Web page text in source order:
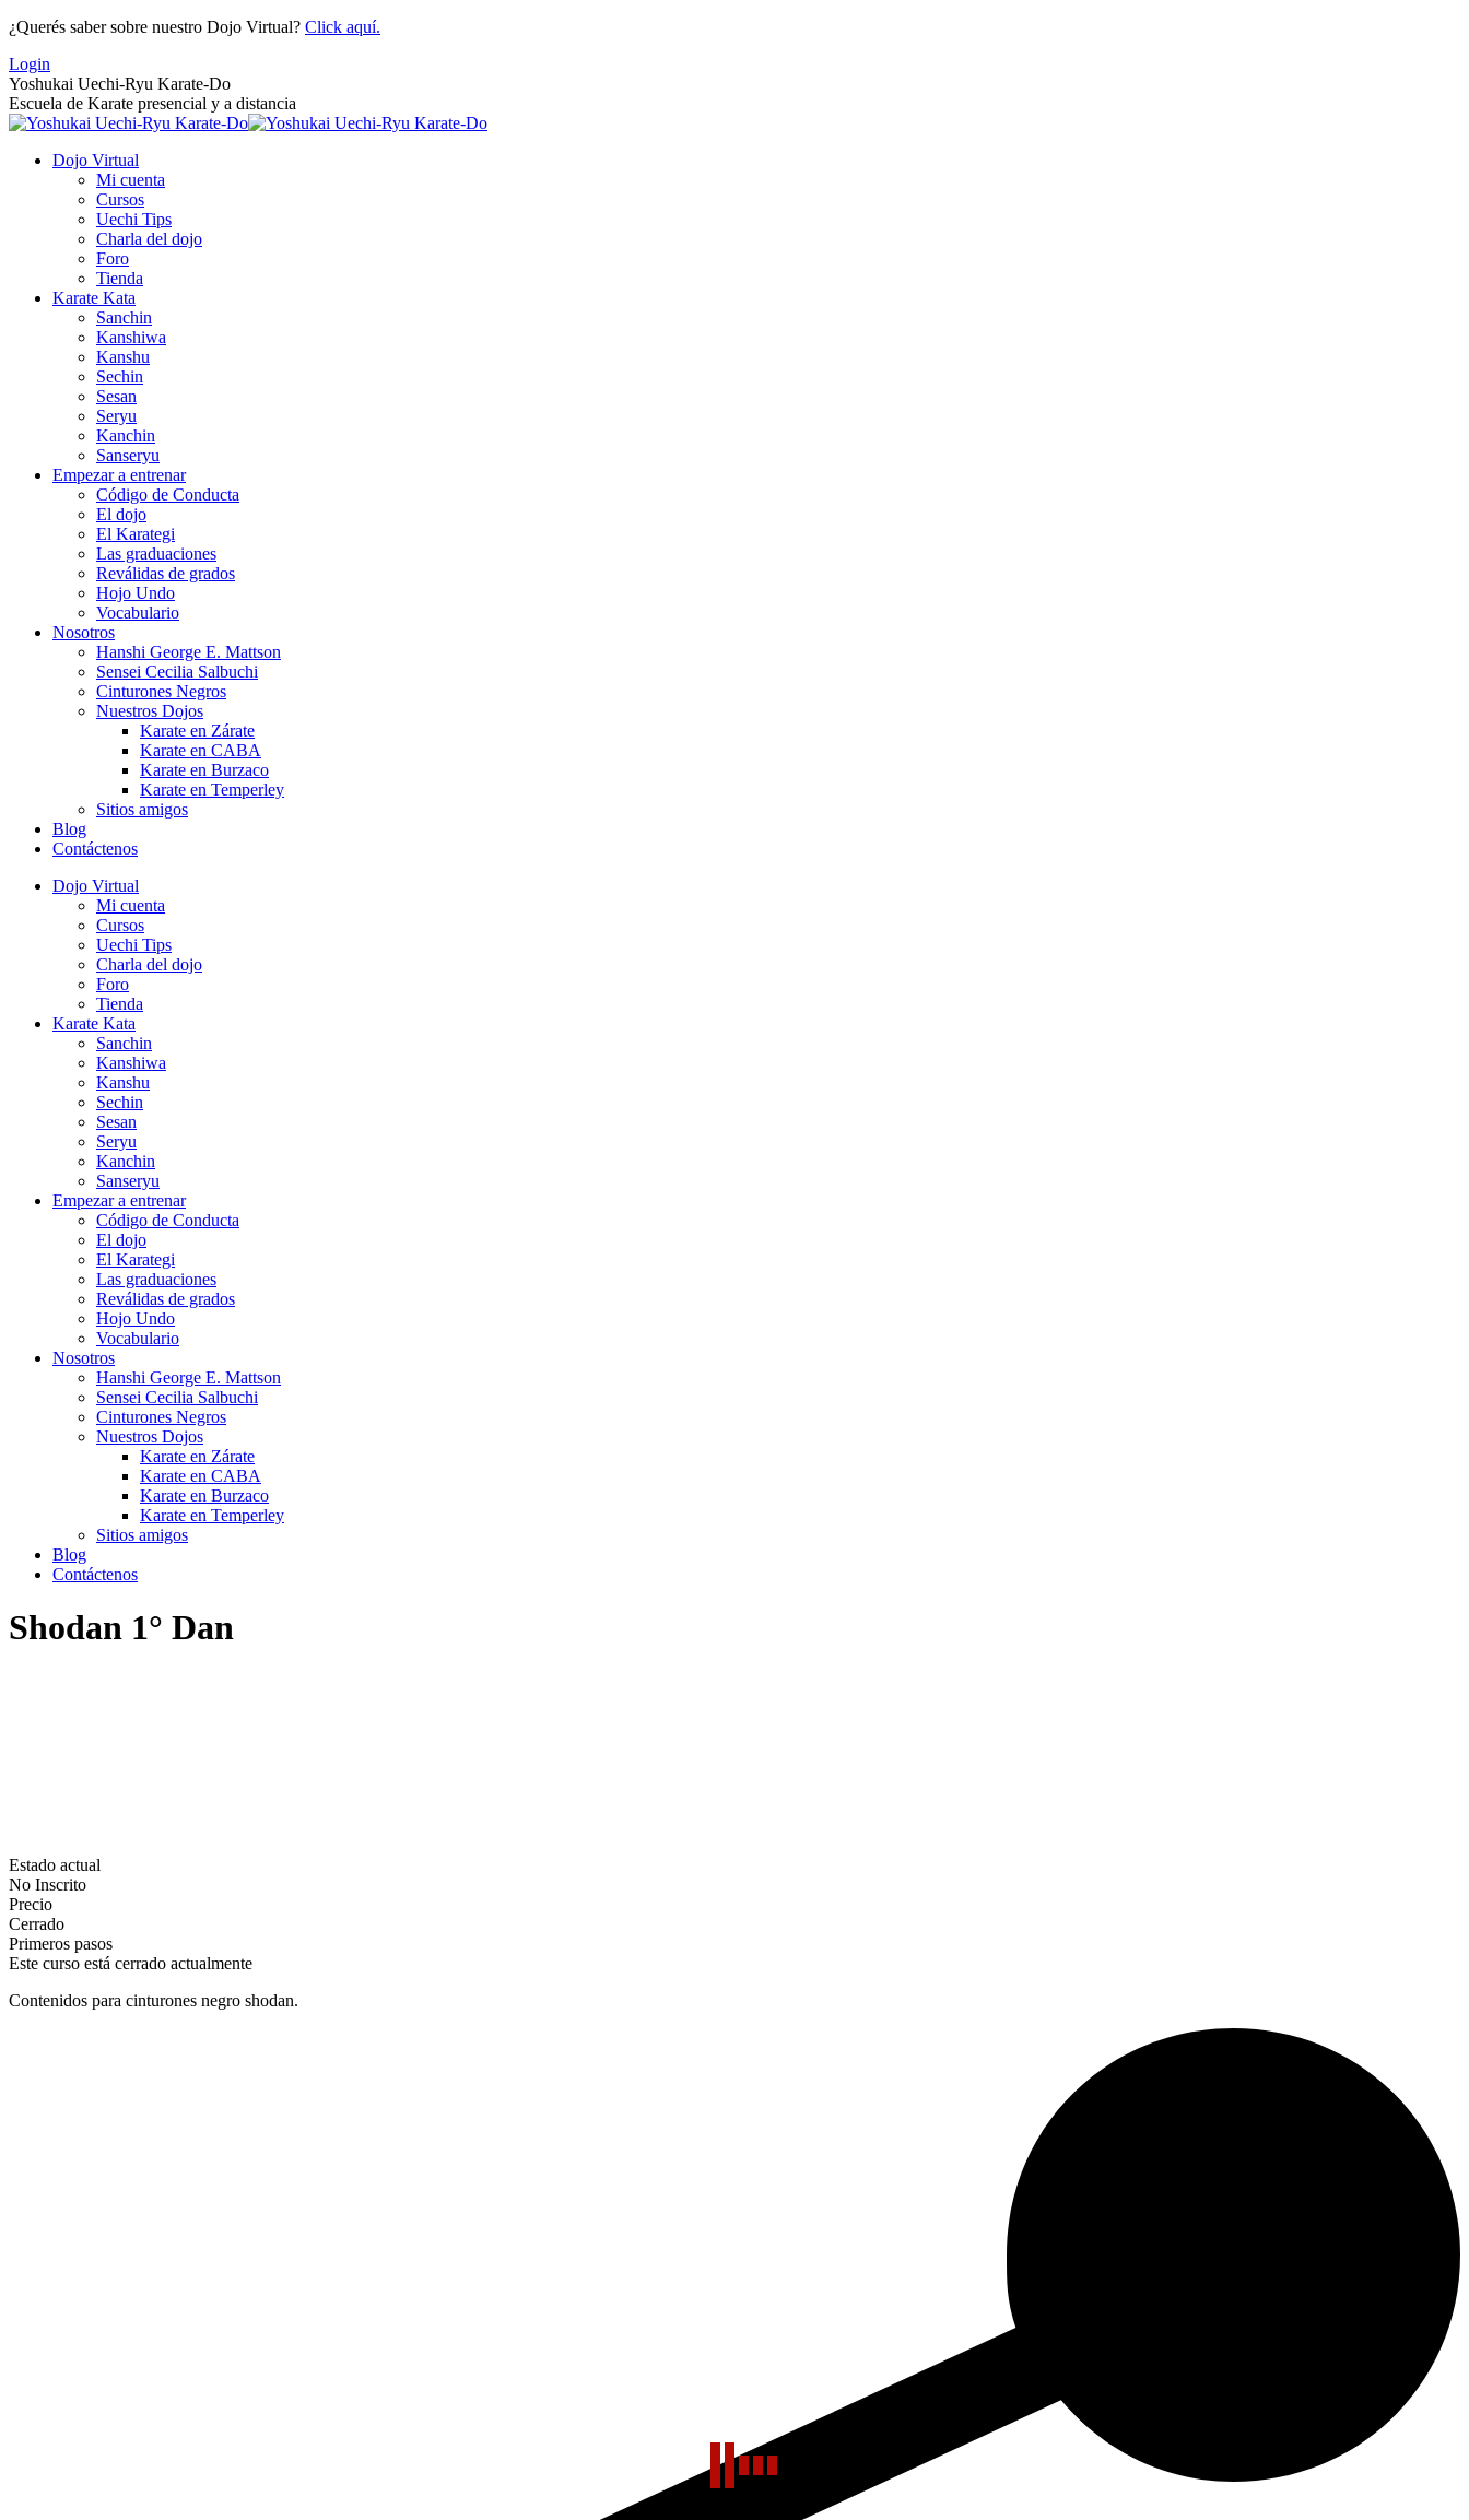
Saltar
contenido
¿Querés saber sobre nuestro Dojo Virtual? Click aquí.
Login
Yoshukai Uechi-Ryu Karate-Do
Escuela de Karate presencial y a distancia
Dojo Virtual
Mi cuenta
Cursos
Uechi Tips
Charla del dojo
Foro
Tienda
Karate Kata
Sanchin
Kanshiwa
Kanshu
Sechin
Sesan
Seryu
Kanchin
Sanseryu
Empezar a entrenar
Código de Conducta
El dojo
El Karategi
Las graduaciones
Reválidas de grados
Hojo Undo
Vocabulario
Nosotros
Hanshi George E. Mattson
Sensei Cecilia Salbuchi
Cinturones Negros
Nuestros Dojos
Karate en Zárate
Karate en CABA
Karate en Burzaco
Karate en Temperley
Sitios amigos
Blog
Contáctenos
Dojo Virtual
Mi cuenta
Cursos
Uechi Tips
Charla del dojo
Foro
Tienda
Karate Kata
Sanchin
Kanshiwa
Kanshu
Sechin
Sesan
Seryu
Kanchin
Sanseryu
Empezar a entrenar
Código de Conducta
El dojo
El Karategi
Las graduaciones
Reválidas de grados
Hojo Undo
Vocabulario
Nosotros
Hanshi George E. Mattson
Sensei Cecilia Salbuchi
Cinturones Negros
Nuestros Dojos
Karate en Zárate
Karate en CABA
Karate en Burzaco
Karate en Temperley
Sitios amigos
Blog
Contáctenos
Shodan 1° Dan
Estado actual
No Inscrito
Precio
Cerrado
Primeros pasos
Este curso está cerrado actualmente
Contenidos para cinturones negro shodan.